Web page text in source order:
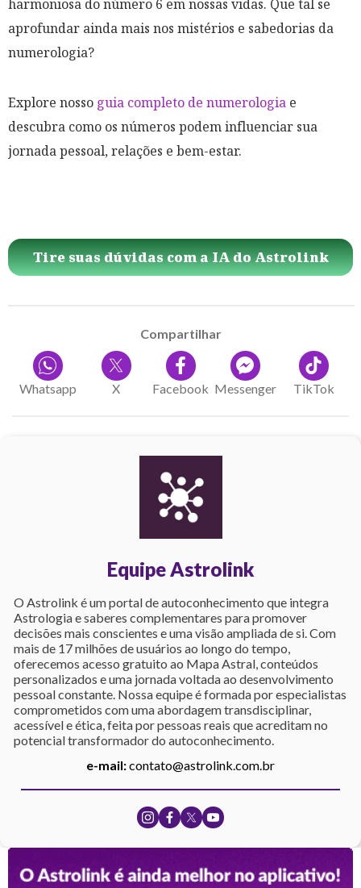
harmoniosa do número 6 em nossas vidas. Que tal se
aprofundar ainda mais nos mistérios e sabedorias da
numerologia?
Explore nosso guia completo de numerologia e
descubra como os números podem influenciar sua
jornada pessoal, relações e bem-estar.
Tire suas dúvidas com a IA do Astrolink
Compartilhar
Whatsapp X Facebook Messenger TikTok
Equipe Astrolink
O Astrolink é um portal de autoconhecimento que integra
Astrologia e saberes complementares para promover
decisões mais conscientes e uma visão ampliada de si. Com
mais de 17 milhões de usuários ao longo do tempo,
oferecemos acesso gratuito ao Mapa Astral, conteúdos
personalizados e uma jornada voltada ao desenvolvimento
pessoal constante. Nossa equipe é formada por especialistas
comprometidos com uma abordagem transdisciplinar,
acessível e ética, feita por pessoas reais que acreditam no
potencial transformador do autoconhecimento.
e-mail:contato@astrolink.com.br